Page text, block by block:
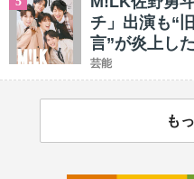
チ」出演も“
言”が炎上し
芸能
も